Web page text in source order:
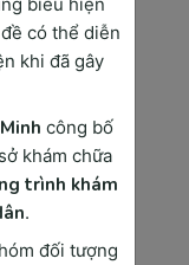
máu và
bệnh lý
đường, hay
trạng túi
thai.
có thể diễn
khi đã gây
công bố
khám chữa
trình khám
.
đối tượng